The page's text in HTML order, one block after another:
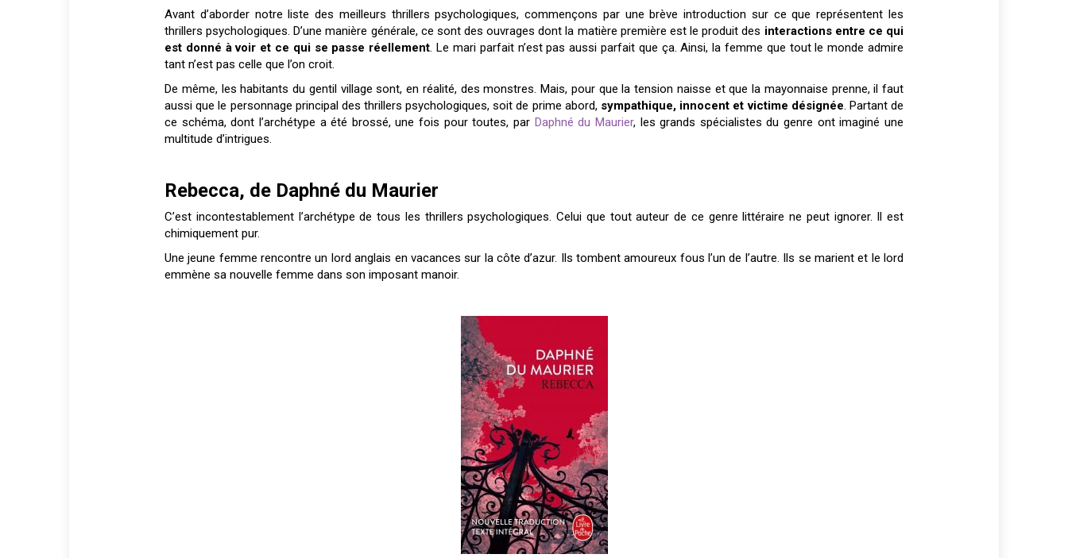
Avant d’aborder notre liste des meilleurs thrillers psychologiques, commençons par une brève introduction sur ce que représentent les
thrillers psychologiques. D’une manière générale, ce sont des ouvrages dont la matière première est le produit des interactions entre ce qui
est donné à voir et ce qui se passe réellement . Le mari parfait n’est pas aussi parfait que ça. Ainsi, la femme que tout le monde admire
tant n’est pas celle que l’on croit.
De même, les habitants du gentil village sont, en réalité, des monstres. Mais, pour que la tension naisse et que la mayonnaise prenne, il faut
aussi que le personnage principal des thrillers psychologiques, soit de prime abord, sympathique, innocent et victime désignée . Partant de
ce schéma, dont l’archétype a été brossé, une fois pour toutes, par Daphné du Maurier, les grands spécialistes du genre ont imaginé une
multitude d’intrigues.
Rebecca, de Daphné du Maurier
C’est incontestablement l’archétype de tous les thrillers psychologiques. Celui que tout auteur de ce genre littéraire ne peut ignorer. Il est
chimiquement pur.
Une jeune femme rencontre un lord anglais en vacances sur la côte d’azur. Ils tombent amoureux fous l’un de l’autre. Ils se marient et le lord
emmène sa nouvelle femme dans son imposant manoir.